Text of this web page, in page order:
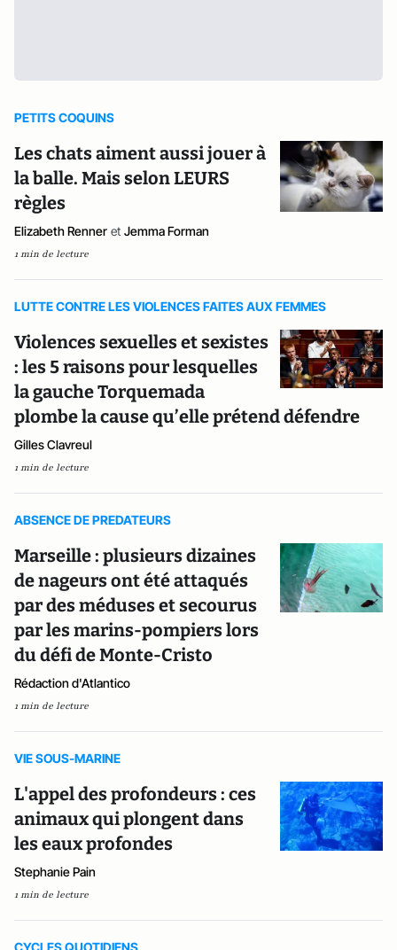
PETITS COQUINS
Les chats aiment aussi jouer à
la balle. Mais selon LEURS
règles
Elizabeth Renner et Jemma Forman
1 min de lecture
LUTTE CONTRE LES VIOLENCES FAITES AUX FEMMES
Violences sexuelles et sexistes
: les 5 raisons pour lesquelles
la gauche Torquemada
plombe la cause qu’elle prétend défendre
Gilles Clavreul
1 min de lecture
ABSENCE DE PREDATEURS
Marseille : plusieurs dizaines
de nageurs ont été attaqués
par des méduses et secourus
par les marins-pompiers lors
du défi de Monte-Cristo
Rédaction d'Atlantico
1 min de lecture
VIE SOUS-MARINE
L'appel des profondeurs : ces
animaux qui plongent dans
les eaux profondes
Stephanie Pain
1 min de lecture
CYCLES QUOTIDIENS